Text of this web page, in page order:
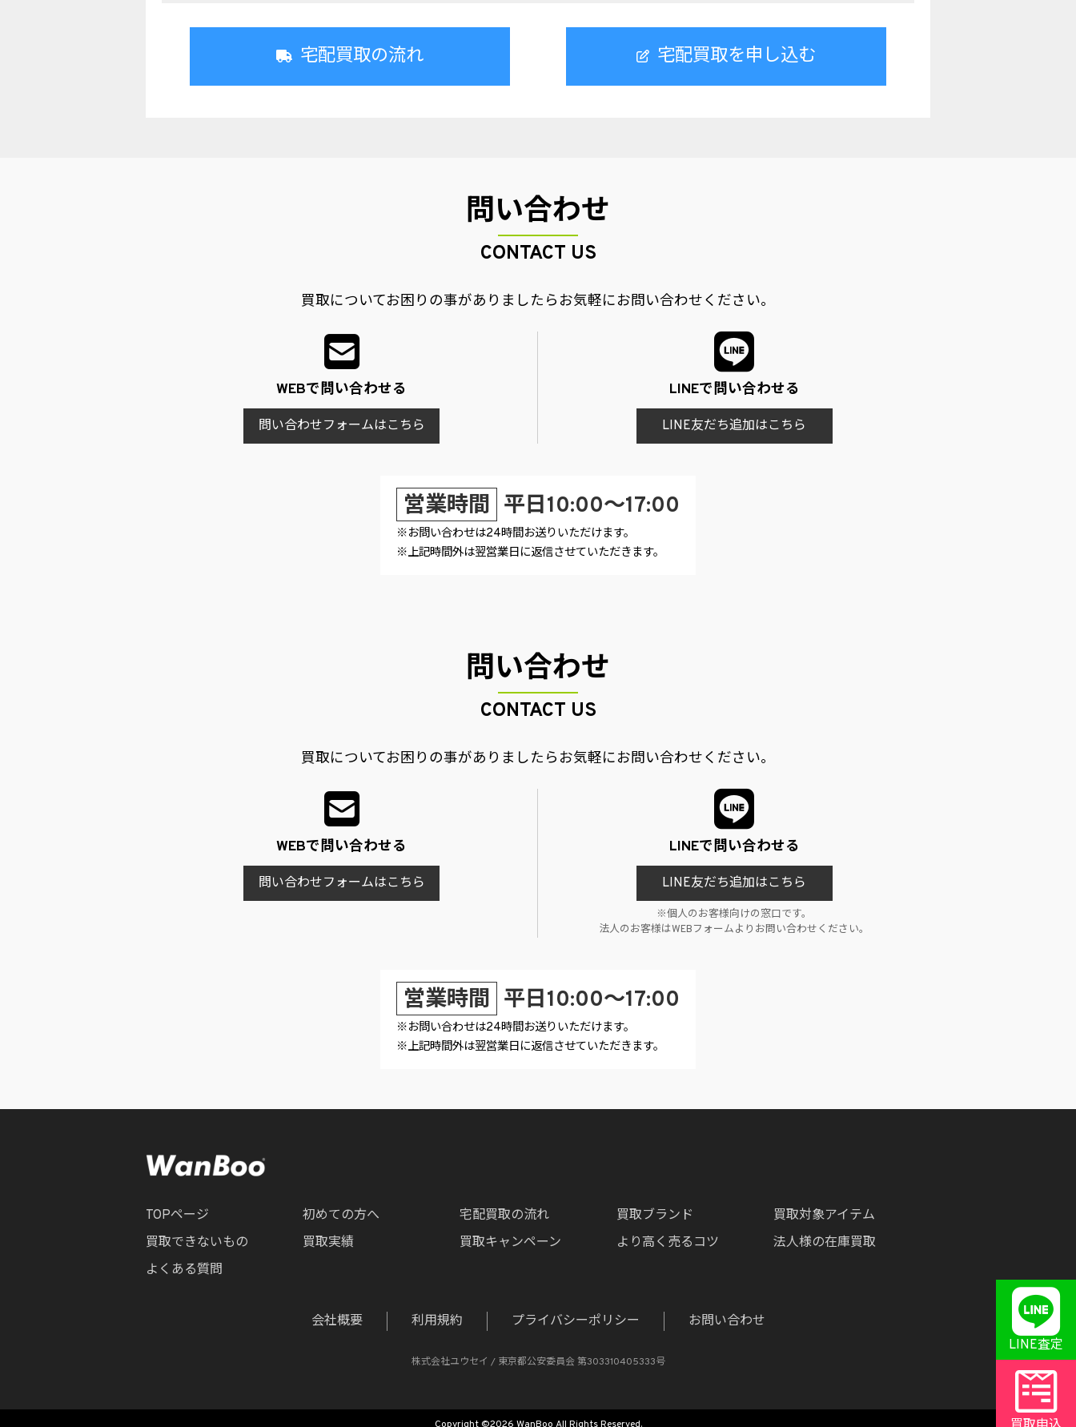
宅配買取の流れ 宅配買取を申し込む
問い合わせ
CONTACT US
買取についてお困りの事がありましたらお気軽にお問い合わせください。
WEBで問い合わせる
問い合わせフォームはこちら
LINEで問い合わせる
LINE友だち追加はこちら
営業時間 平日10:00～17:00
※お問い合わせは24時間お送りいただけます。
※上記時間外は翌営業日に返信させていただきます。
問い合わせ
CONTACT US
買取についてお困りの事がありましたらお気軽にお問い合わせください。
WEBで問い合わせる
問い合わせフォームはこちら
LINEで問い合わせる
LINE友だち追加はこちら
※個人のお客様向けの窓口です。
法人のお客様はWEBフォームよりお問い合わせください。
営業時間 平日10:00～17:00
※お問い合わせは24時間お送りいただけます。
※上記時間外は翌営業日に返信させていただきます。
TOPページ 初めての方へ 宅配買取の流れ 買取ブランド
買取対象アイテム
買取できないもの
買取実績 買取キャンペーン より高く売るコツ
法人様の在庫買取
よくある質問
会社概要 利用規約 プライバシーポリシー お問い合わせ
株式会社ユウセイ / 東京都公安委員会 第303310405333号
LINE査定